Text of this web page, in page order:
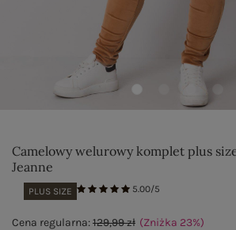
Camelowy welurowy komplet plus
Jeanne
PLUS SIZE 5.00/5
Cena regularna:129,99 zł (Zniżka 23%)